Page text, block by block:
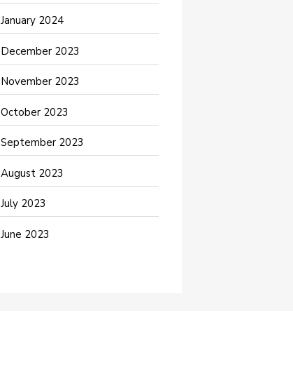
Cremation Service
Custom Acrylic Furniture
Custom Window Covering
Damage Restoration
Dance School
Dance Studio
Dental Care
Dentist
January 2024
December 2023
November 2023
October 2023
September 2023
August 2023
July 2023
June 2023